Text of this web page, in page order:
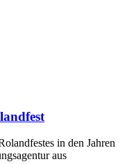
in den Jahren
aus